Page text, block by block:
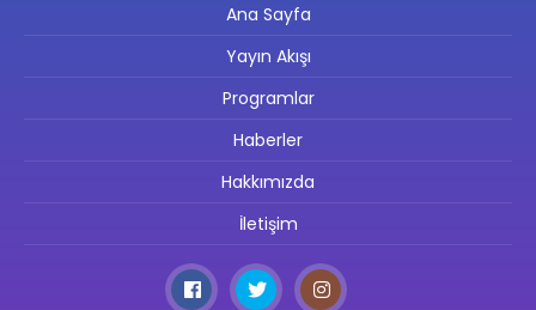
Ana Sayfa
Yayın Akışı
Programlar
Haberler
Hakkımızda
İletişim